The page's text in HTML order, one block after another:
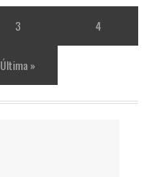
3 4
Última »